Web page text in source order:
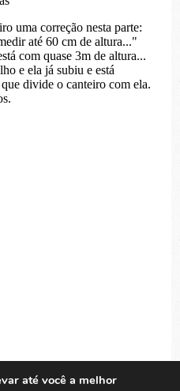
até você a melhor